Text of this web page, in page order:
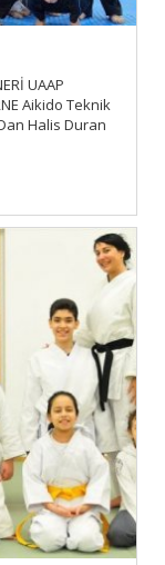
UAAP
Aikido Teknik
Halis Duran